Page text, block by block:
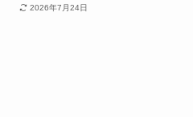
2026年7月24日